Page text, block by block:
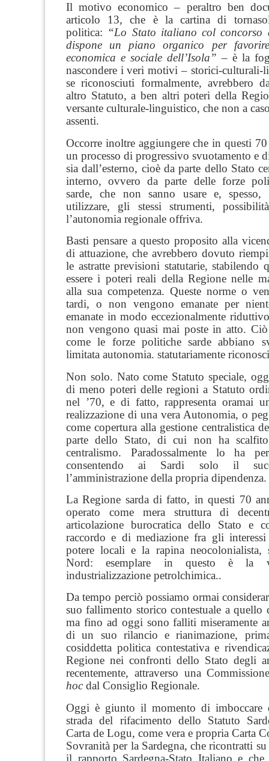
Il motivo economico– peraltro ben
articolo 13, che è la cartina di
politica: “Lo Stato italiano col concorso
dispone un piano organico per
economica e sociale dell’Isola”– è la
nascondere i veri motivi– storici-
se riconosciuti formalmente, avrebbero
altro Statuto, a ben altri poteri della
versante culturale-linguistico, che non a
assenti.
Occorre inoltre aggiungere che in questi
un processo di progressi­vo svuotamento e
sia dall’esterno, cioè da parte dello Stato
interno, ovvero da parte delle forze
sarde, che non sanno usare e,
utilizzare, gli stessi strumenti,
l’autonomia regionale offriva.
Basti pensare a questo proposito alla
di attuazione, che avrebbero dovuto
le astratte previsioni statutarie, stabilendo
essere i poteri reali della Regione nelle
alla sua competenza. Queste norme o
tardi, o non vengono emanate per
emanate in modo ecce­zionalmente
non vengono quasi mai poste in atto. Ciò
come le forze politiche sarde abbiano
limitata autonomia. statutariamente
Non solo. Nato come Statuto speciale,
di meno poteri delle regioni a Statuto
nel ’70, e di fatto, rappresenta oramai
realizzazione di una vera Autonomia, o
come copertura alla gestione centralistica
parte dello Stato, di cui non ha
centralismo. Paradossalmente lo ha
consentendo ai Sardi solo il
l’amministrazione della propria dipendenza.
La Regione sarda di fatto, in questi 70
operato come mera struttura di
articolazione burocratica dello Stato e
raccordo e di mediazione fra gli
potere locali e la rapina neocolonialista,
Nord: esemplare in questo è la
industrializzazione petrol­chimica..
Da tempo perciò possiamo ormai
suo fallimento storico contestuale a quello
ma fino ad oggi sono falliti miseramente
di un suo rilancio e rianimazione,
cosiddetta politica contestativa e
Regione nei confronti dello Stato degli
recentemente, attraverso una
hoc dal Consiglio Regionale.
Oggi è giunto il momento di imboccare
strada del rifacimento dello Statuto
Carta de Logu, come vera e propria Carta
Sovranità per la Sardegna, che ricontratti su
il rapporto Sardegna-Stato Italiano e